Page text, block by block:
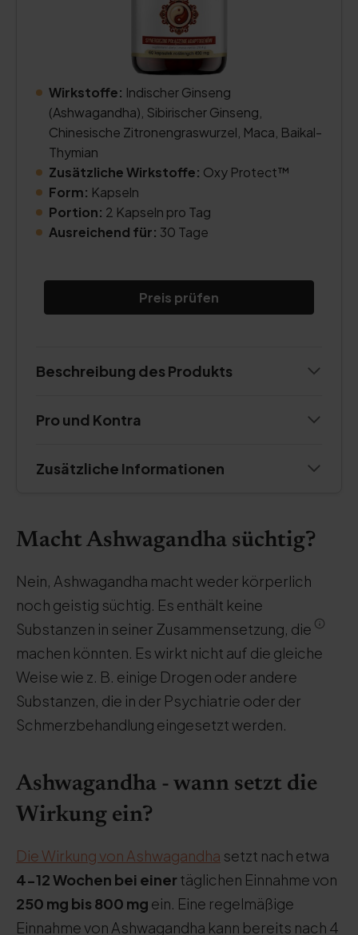
Wirkstoffe: Indischer Ginseng
(Ashwagandha), Sibirischer Ginseng,
Chinesische Zitronengraswurzel, Maca, Baikal-
Thymian
Zusätzliche Wirkstoffe: Oxy Protect™
Form: Kapseln
Portion: 2 Kapseln pro Tag
Ausreichend für: 30 Tage
Preis prüfen
Beschreibung des Produkts
Pro und Kontra
Zusätzliche Informationen
Macht Ashwagandha süchtig?
Nein, Ashwagandha macht weder körperlich
noch geistig süchtig. Es enthält keine
Substanzen in seiner Zusammensetzung, die
machen könnten. Es wirkt nicht auf die gleiche
Weise wie z. B. einige Drogen oder andere
Substanzen, die in der Psychiatrie oder der
Schmerzbehandlung eingesetzt werden.
Ashwagandha - wann setzt die
Wirkung ein?
Die Wirkung von Ashwagandha setzt nach etwa
4-12 Wochen bei einertäglichen Einnahme von
250 mg bis 800 mg ein. Eine regelmäßige
Einnahme von Ashwagandha kann bereits nach 4